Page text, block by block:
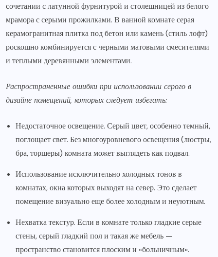
сочетании с латунной фурнитурой и столешницей из белого
мрамора с серыми прожилками. В ванной комнате серая
керамогранитная плитка под бетон или камень (стиль лофт)
роскошно комбинируется с черными матовыми смесителями
и теплыми деревянными элементами.
Распространенные ошибки при использовании серого в
дизайне помещений, которых следует избегать:
Недостаточное освещение. Серый цвет, особенно темный,
поглощает свет. Без многоуровневого освещения (люстры,
бра, торшеры) комната может выглядеть как подвал.
Использование исключительно холодных тонов в
комнатах, окна которых выходят на север. Это сделает
помещение визуально еще более холодным и неуютным.
Нехватка текстур. Если в комнате только гладкие серые
стены, серый гладкий пол и такая же мебель —
пространство становится плоским и «больничным».